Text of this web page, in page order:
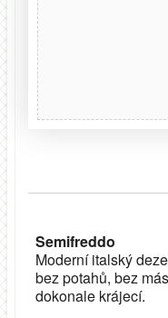
Semifreddo
Moderní italský
bez potahů, bez
dokonale krájecí.